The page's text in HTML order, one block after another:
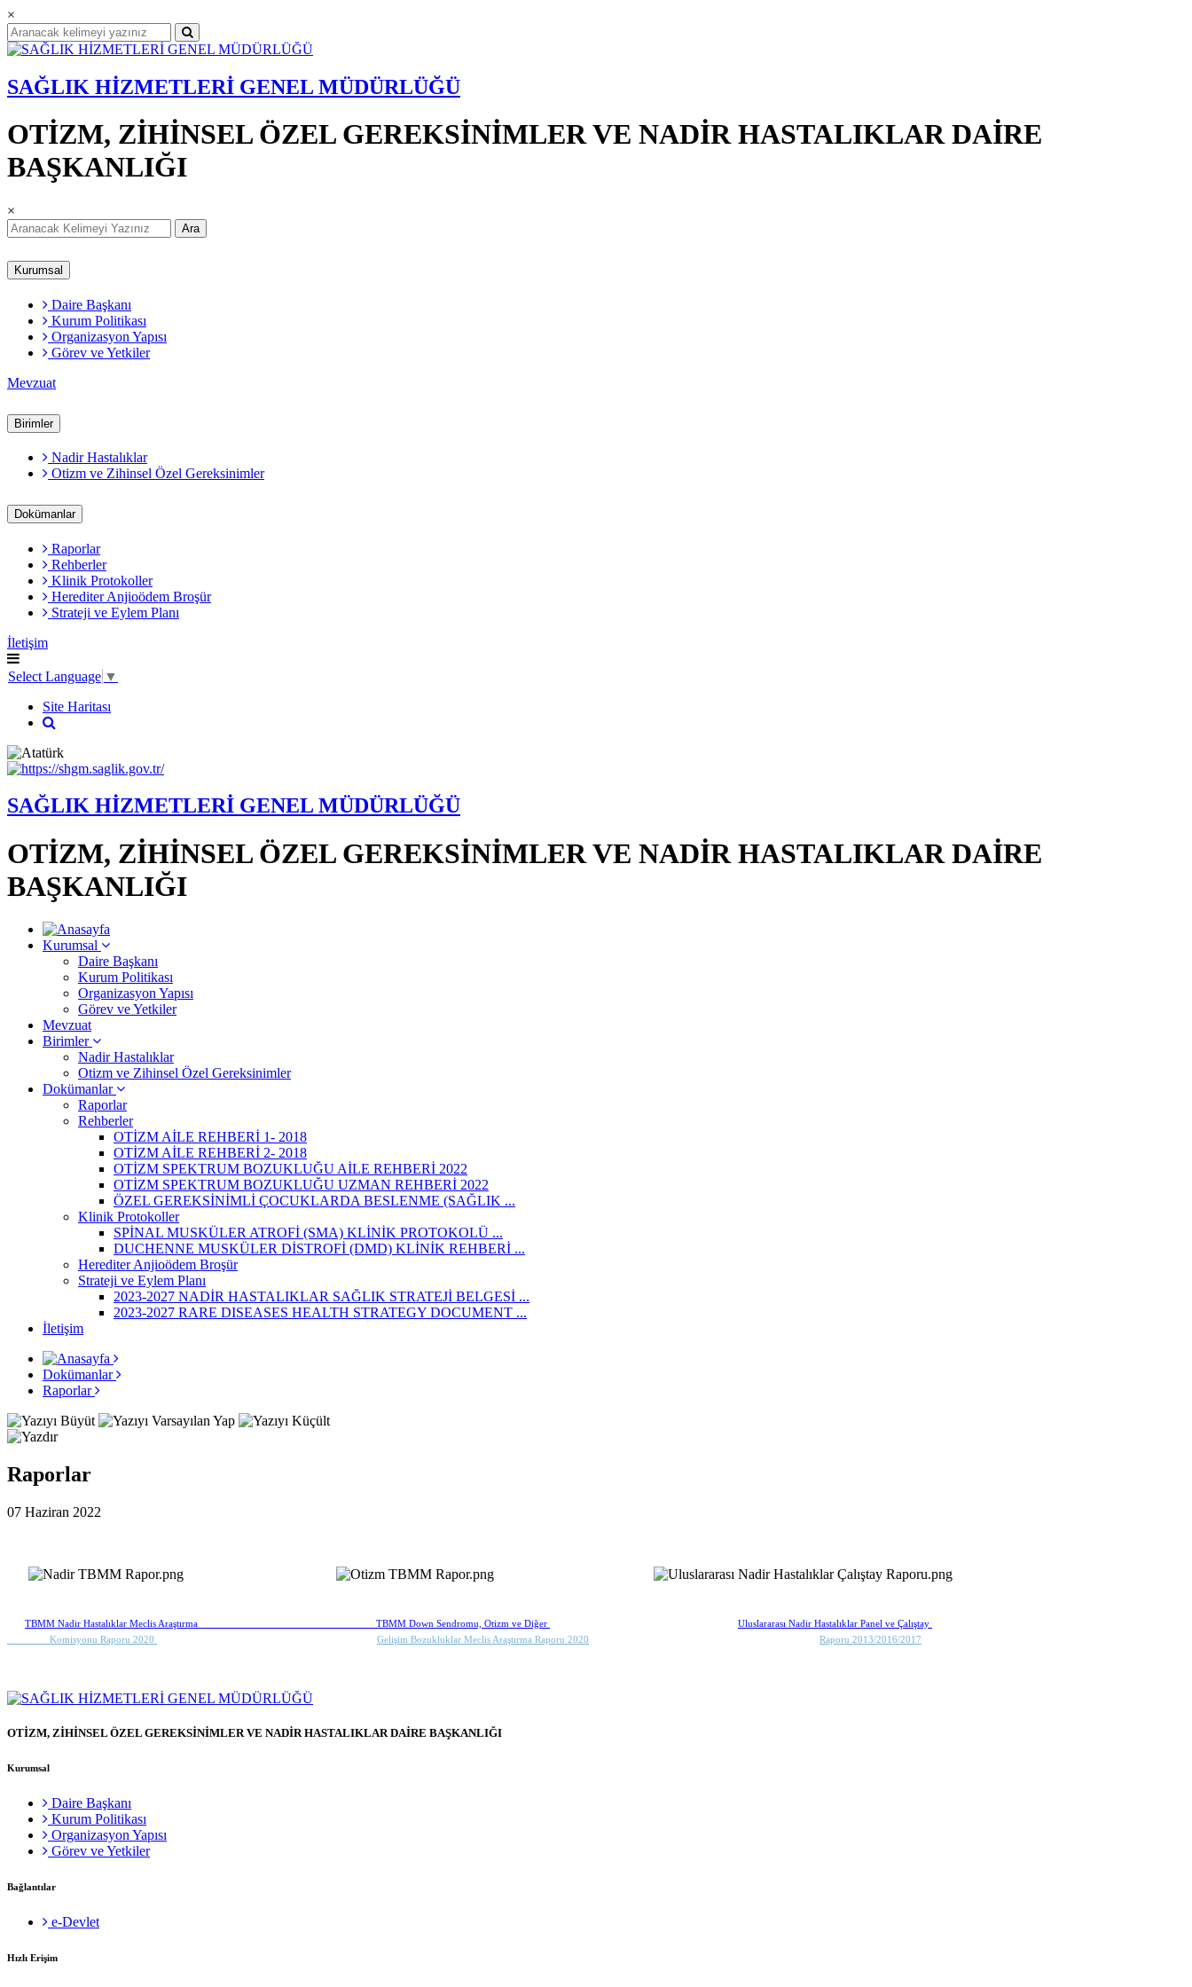
×
SAĞLIK HİZMETLERİ GENEL MÜDÜRLÜĞÜ
OTİZM, ZİHİNSEL ÖZEL GEREKSİNİMLER VE NADİR HASTALIKLAR DAİRE
BAŞKANLIĞI
×
Ara
Kurumsal
Daire Başkanı
Kurum Politikası
Organizasyon Yapısı
Görev ve Yetkiler
Mevzuat
Birimler
Nadir Hastalıklar
Otizm ve Zihinsel Özel Gereksinimler
Dokümanlar
Raporlar
Rehberler
Klinik Protokoller
Herediter Anjioödem Broşür
Strateji ve Eylem Planı
İletişim
Select Language ▼
Site Haritası
SAĞLIK HİZMETLERİ GENEL MÜDÜRLÜĞÜ
OTİZM, ZİHİNSEL ÖZEL GEREKSİNİMLER VE NADİR HASTALIKLAR DAİRE
BAŞKANLIĞI
Kurumsal
Daire Başkanı
Kurum Politikası
Organizasyon Yapısı
Görev ve Yetkiler
Mevzuat
Birimler
Nadir Hastalıklar
Otizm ve Zihinsel Özel Gereksinimler
Dokümanlar
Raporlar
Rehberler
OTİZM AİLE REHBERİ 1- 2018
OTİZM AİLE REHBERİ 2- 2018
OTİZM SPEKTRUM BOZUKLUĞU AİLE REHBERİ 2022
OTİZM SPEKTRUM BOZUKLUĞU UZMAN REHBERİ 2022
ÖZEL GEREKSİNİMLİ ÇOCUKLARDA BESLENME (SAĞLIK ...
Klinik Protokoller
SPİNAL MUSKÜLER ATROFİ (SMA) KLİNİK PROTOKOLÜ ...
DUCHENNE MUSKÜLER DİSTROFİ (DMD) KLİNİK REHBERİ ...
Herediter Anjioödem Broşür
Strateji ve Eylem Planı
2023-2027 NADİR HASTALIKLAR SAĞLIK STRATEJİ BELGESİ ...
2023-2027 RARE DISEASES HEALTH STRATEGY DOCUMENT ...
İletişim
Dokümanlar
Raporlar
Raporlar
07 Haziran 2022
TBMM Nadir Hastalıklar Meclis Araştırma TBMM Down Sendromu, Otizm ve Diğer
Uluslararası Nadir Hastalıklar Panel ve Çalıştay
Komisyonu Raporu 2020
Gelişim Bozukluklar Meclis Araştırma Raporu 2020 Raporu 2013/2016/2017
OTİZM, ZİHİNSEL ÖZEL GEREKSİNİMLER VE NADİR HASTALIKLAR DAİRE BAŞKANLIĞI
Kurumsal
Daire Başkanı
Kurum Politikası
Organizasyon Yapısı
Görev ve Yetkiler
Bağlantılar
e-Devlet
Hızlı Erişim